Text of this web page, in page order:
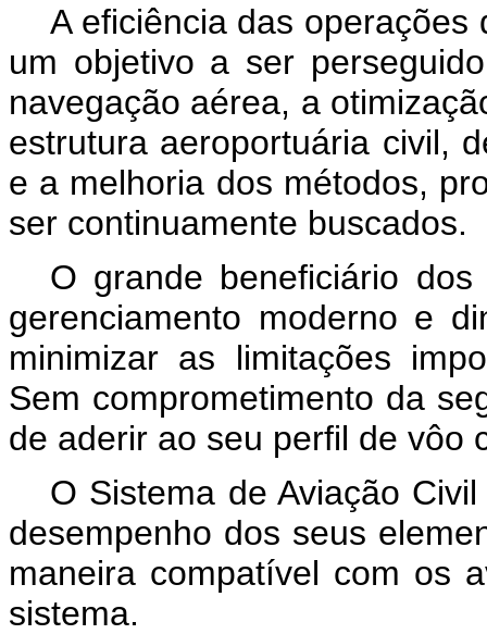
A eficiência das
um objetivo a ser
navegação aérea, a
estrutura aeroportuária civil,
e a melhoria dos métodos,
ser continuamente buscados.
O grande beneficiário
gerenciamento moderno e
minimizar as limitações
Sem comprometimento da
de aderir ao seu perfil de vôo
O Sistema de Aviação
desempenho dos seus
maneira compatível com os
sistema.